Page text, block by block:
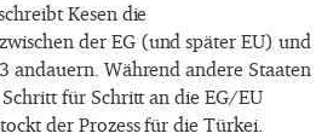
Kesen die
der EG (und später EU) und
andauern. Während andere Staaten
für Schritt an die EG/EU
der Prozess für die Türkei.